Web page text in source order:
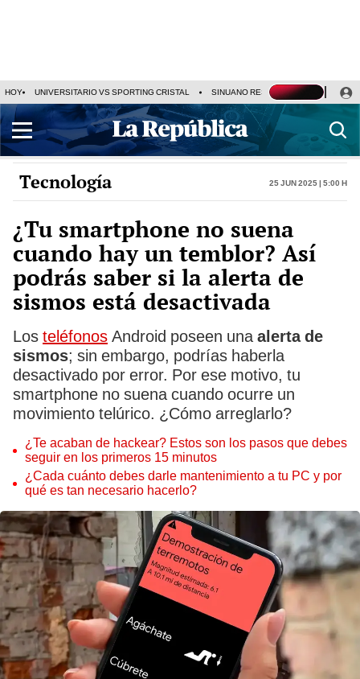
HOY UNIVERSITARIO VS SPORTING CRISTAL SINUANO RESULTADOS HOY
Tecnología 25 Jun 2025 | 5:00 h
¿Tu smartphone no suena
cuando hay un temblor? Así
podrás saber si la alerta de
sismos está desactivada
Los teléfonos Android poseen una alerta de
sismos; sin embargo, podrías haberla
desactivado por error. Por ese motivo, tu
smartphone no suena cuando ocurre un
movimiento telúrico. ¿Cómo arreglarlo?
¿Te acaban de hackear? Estos son los pasos que debes
seguir en los primeros 15 minutos
¿Cada cuánto debes darle mantenimiento a tu PC y por
qué es tan necesario hacerlo?